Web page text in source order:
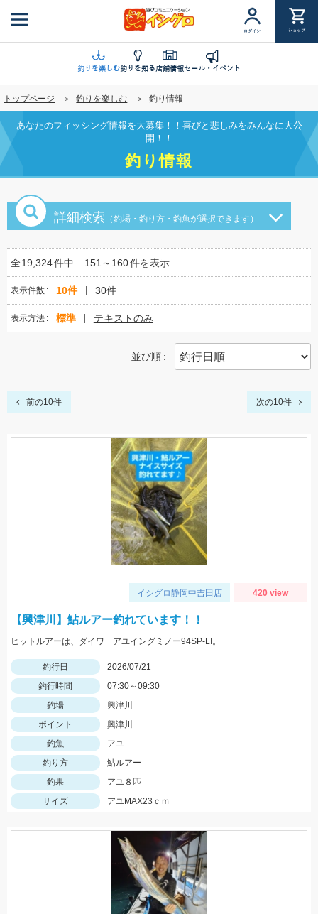
ン
に
移
動
ログイン ショップ
釣りを楽しむ釣りを知る店舗情報セール・イベント
トップページ 釣りを楽しむ 釣り情報
あなたのフィッシング情報を大募集！！喜びと悲しみをみんなに大公
開！！
釣り情報
詳細検索 （釣場・釣り方・釣魚が選択できます）
全19,324件中 151～160件を表示
表示件数 10件 30件
表示方法 標準 テキストのみ
並び順
前の10件 次の10件
イシグロ静岡中吉田店 420 view
【興津川】鮎ルアー釣れています！！
ヒットルアーは、ダイワ アユイングミノー94SP-LI。
釣行日
2026/07/21
釣行時間
07:30～09:30
釣場
興津川
ポイント
興津川
釣魚
アユ
釣り方
鮎ルアー
釣果
アユ８匹
サイズ
アユMAX23ｃｍ